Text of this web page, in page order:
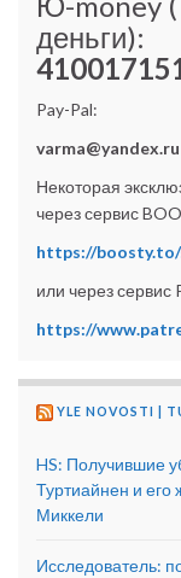
деньги):
Pay-Pal:
varma@yandex.ru
Некоторая
через сервис
https://
или через сервис
https://
YLE NOVOSTI |
HS: Получившие
Туртиайнен и его
Миккели
Исследователь: